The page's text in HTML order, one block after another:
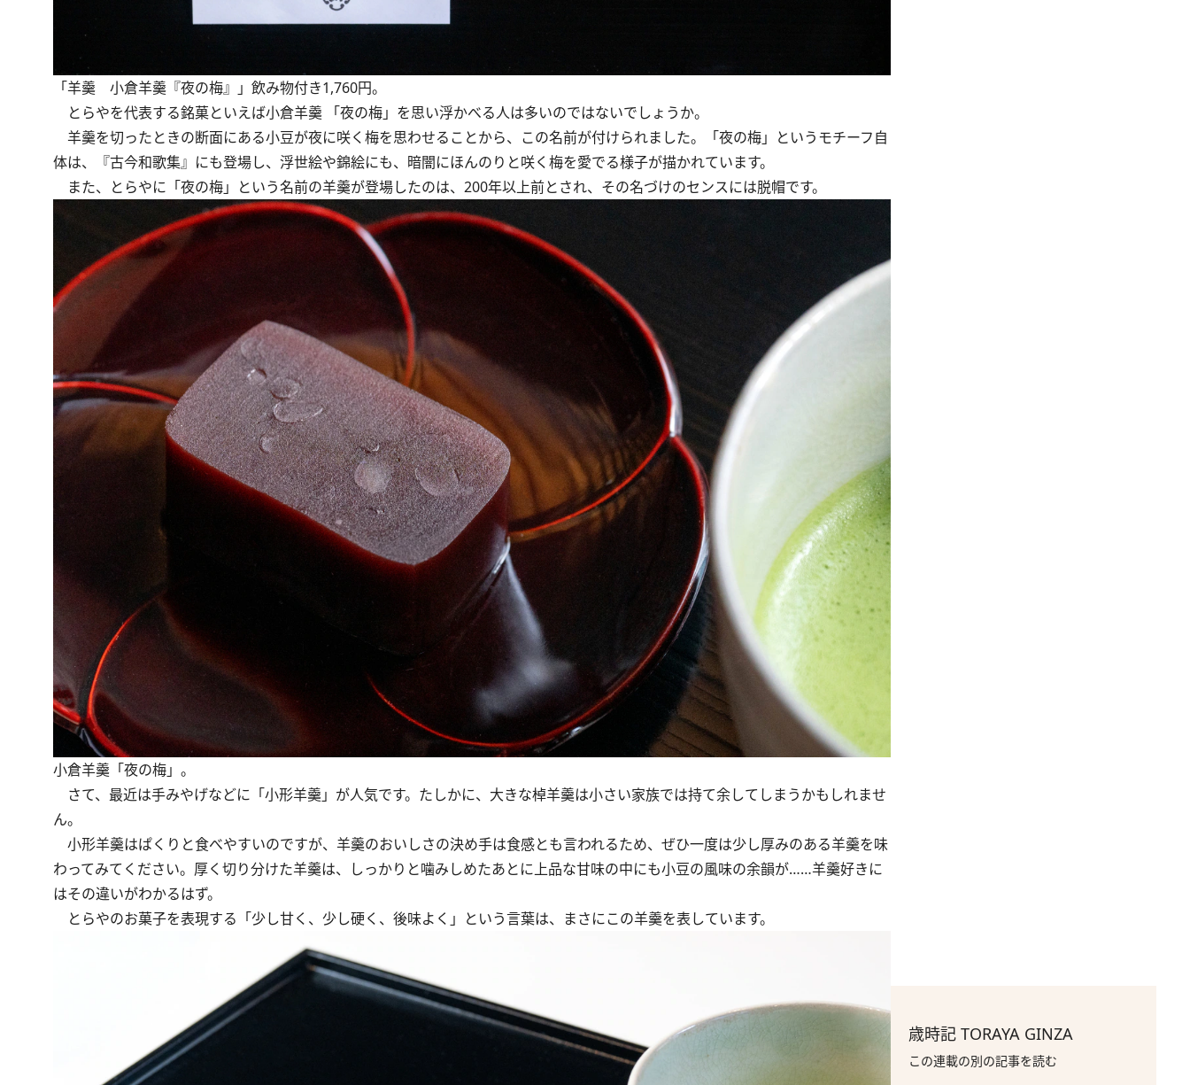
「羊羹 小倉羊羹『夜の梅』」飲み物付き1,760円。
とらやを代表する銘菓といえば小倉羊羹 「夜の梅」を思い浮かべる人は多いのではないでしょうか。
羊羹を切ったときの断面にある小豆が夜に咲く梅を思わせることから、この名前が付けられました。「夜の梅」というモチーフ自
体は、『古今和歌集』にも登場し、浮世絵や錦絵にも、暗闇にほんのりと咲く梅を愛でる様子が描かれています。
また、とらやに「夜の梅」という名前の羊羹が登場したのは、200年以上前とされ、その名づけのセンスには脱帽です。
小倉羊羹「夜の梅」。
さて、最近は手みやげなどに「小形羊羹」が人気です。たしかに、大きな棹羊羹は小さい家族では持て余してしまうかもしれませ
ん。
小形羊羹はぱくりと食べやすいのですが、羊羹のおいしさの決め手は食感とも言われるため、ぜひ一度は少し厚みのある羊羹を味
わってみてください。厚く切り分けた羊羹は、しっかりと噛みしめたあとに上品な甘味の中にも小豆の風味の余韻が……羊羹好きに
はその違いがわかるはず。
とらやのお菓子を表現する「少し甘く、少し硬く、後味よく」という言葉は、まさにこの羊羹を表しています。
歳時記 TORAYA GINZA
この連載の別の記事を読む